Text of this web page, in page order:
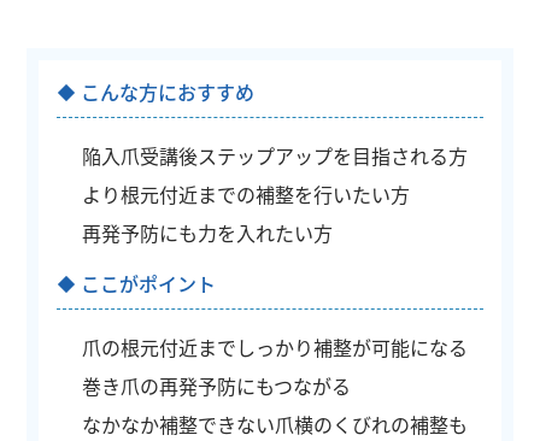
こんな方におすすめ
陥入爪受講後ステップアップを目指される方
より根元付近までの補整を行いたい方
再発予防にも力を入れたい方
ここがポイント
爪の根元付近までしっかり補整が可能になる
巻き爪の再発予防にもつながる
なかなか補整できない爪横のくびれの補整も